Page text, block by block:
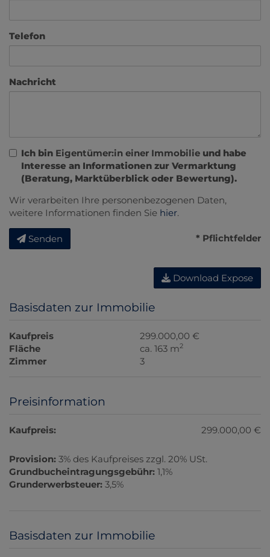
Telefon
Nachricht
Ich bin Eigentümer:in einer Immobilie und habe
Interesse an Informationen zur Vermarktung
(Beratung, Marktüberblick oder Bewertung).
Wir verarbeiten Ihre personenbezogenen Daten,
weitere Informationen finden Sie hier.
Senden * Pflichtfelder
Download Expose
Basisdaten zur Immobilie
Kaufpreis
299.000,00 €
Fläche
ca. 163 m2
Zimmer 3
Preisinformation
Kaufpreis: 299.000,00 €
Provision: 3% des Kaufpreises zzgl. 20% USt.
Grundbucheintragungsgebühr: 1,1%
Grunderwerbsteuer: 3,5%
Basisdaten zur Immobilie